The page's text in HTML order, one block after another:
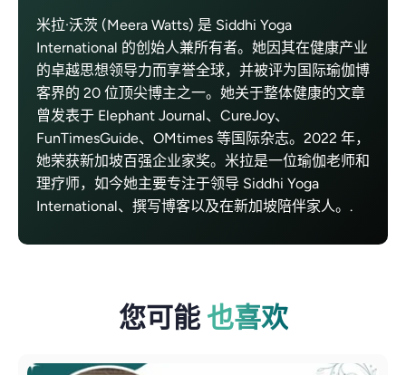
米拉·沃茨 (Meera Watts) 是 Siddhi Yoga
International 的创始人兼所有者。她因其在健康产业
的卓越思想领导力而享誉全球，并被评为国际瑜伽博
客界的 20 位顶尖博主之一。她关于整体健康的文章
曾发表于 Elephant Journal、CureJoy、
FunTimesGuide、OMtimes 等国际杂志。2022 年，
她荣获新加坡百强企业家奖。米拉是一位瑜伽老师和
理疗师，如今她主要专注于领导 Siddhi Yoga
International、撰写博客以及在新加坡陪伴家人。.
您可能 也喜欢